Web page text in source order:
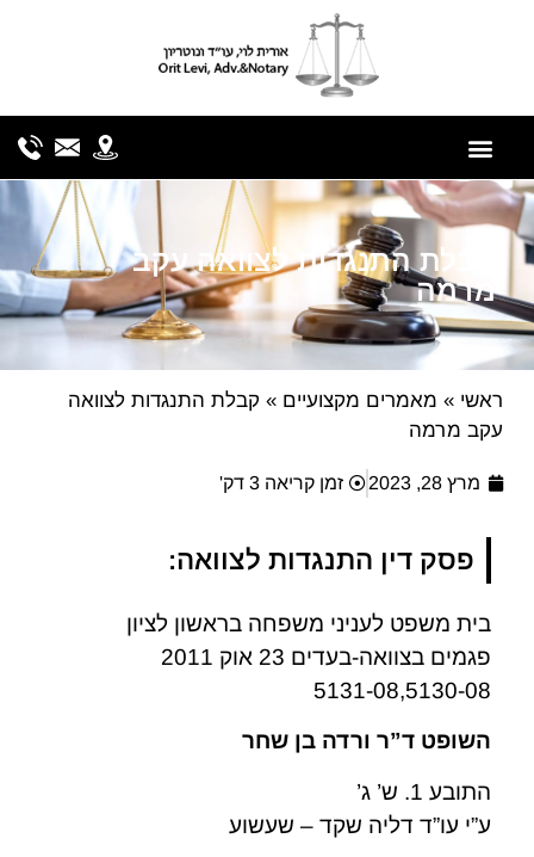
קבלת התנגדות לצוואה עקב
מרמה
ראשי » מאמרים מקצועיים » קבלת התנגדות לצוואה
עקב מרמה
מרץ 28, 2023 זמן קריאה 3 דק'
פסק דין התנגדות לצוואה:
בית משפט לעניני משפחה בראשון לציון
פגמים בצוואה-בעדים 23 אוק 2011
5131-08,5130-08
השופט ד”ר ורדה בן שחר
התובע 1. ש’ ג’
ע”י עו”ד דליה שקד – שעשוע